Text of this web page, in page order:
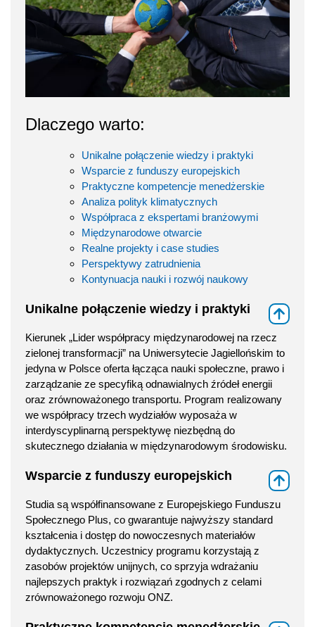
Dlaczego warto:
Unikalne połączenie wiedzy i praktyki
Wsparcie z funduszy europejskich
Praktyczne kompetencje menedżerskie
Analiza polityk klimatycznych
Współpraca z ekspertami branżowymi
Międzynarodowe otwarcie
Realne projekty i case studies
Perspektywy zatrudnienia
Kontynuacja nauki i rozwój naukowy
Unikalne połączenie wiedzy i praktyki
Kierunek „Lider współpracy międzynarodowej na rzecz
zielonej transformacji” na Uniwersytecie Jagiellońskim to
jedyna w Polsce oferta łącząca nauki społeczne, prawo i
zarządzanie ze specyfiką odnawialnych źródeł energii
oraz zrównoważonego transportu. Program realizowany
we współpracy trzech wydziałów wyposaża w
interdyscyplinarną perspektywę niezbędną do
skutecznego działania w międzynarodowym środowisku.
Wsparcie z funduszy europejskich
Studia są współfinansowane z Europejskiego Funduszu
Społecznego Plus, co gwarantuje najwyższy standard
kształcenia i dostęp do nowoczesnych materiałów
dydaktycznych. Uczestnicy programu korzystają z
zasobów projektów unijnych, co sprzyja wdrażaniu
najlepszych praktyk i rozwiązań zgodnych z celami
zrównoważonego rozwoju ONZ.